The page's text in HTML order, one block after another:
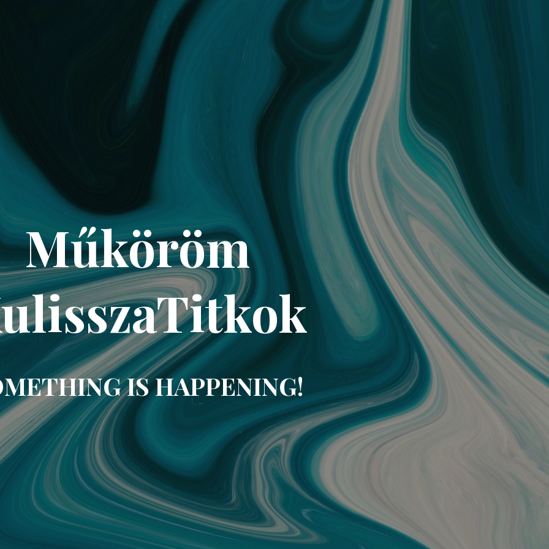
Műköröm
IS HAPPENING!